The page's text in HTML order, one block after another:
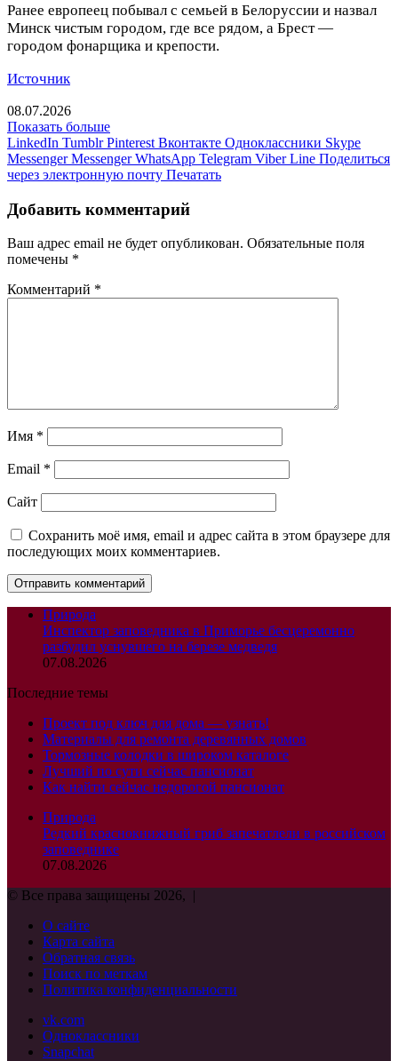
Ранее европеец побывал с семьей в Белоруссии и назвал
Минск чистым городом, где все рядом, а Брест —
городом фонарщика и крепости.
Источник
08.07.2026
Показать больше
LinkedIn Tumblr Pinterest Вконтакте Одноклассники Skype
Messenger Messenger WhatsApp Telegram Viber Line Поделиться
через электронную почту Печатать
Добавить комментарий
Ваш адрес email не будет опубликован. Обязательные поля
помечены *
Комментарий *
Имя *
Email *
Сайт
Сохранить моё имя, email и адрес сайта в этом браузере для
последующих моих комментариев.
Природа
Инспектор заповедника в Приморье бесцеремонно
разбудил уснувшего на березе медведя
07.08.2026
Последние темы
Проект под ключ для дома — узнать!
Материалы для ремонта деревянных домов
Тормозные колодки в широком каталоге
Лучший по сути сейчас пансионат
Как найти сейчас недорогой пансионат
Природа
Редкий краснокнижный гриб запечатлели в российском
заповеднике
07.08.2026
© Все права защищены 2026, |
О сайте
Карта сайта
Обратная связь
Поиск по меткам
Политика конфиденциальности
vk.com
Одноклассники
Snapchat